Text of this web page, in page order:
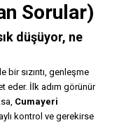
Sorular)
düşüyor, ne
bir sızıntı, genleşme
eder. İlk adım görünür
Cumayeri
kontrol ve gerekirse